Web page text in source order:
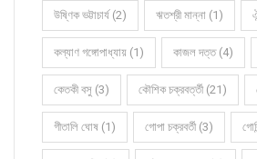
উষ্ণিক ভট্টাচার্য (2) ঋতশ্রী মান্না (1)
কল্যাণ গঙ্গোপাধ্যায় (1) কাজল দত্ত (4)
কেতকী বসু (3) কৌশিক চক্রবর্ত্তী (21)
গীতালি ঘোষ (1) গোপা চক্রবর্তী (3)